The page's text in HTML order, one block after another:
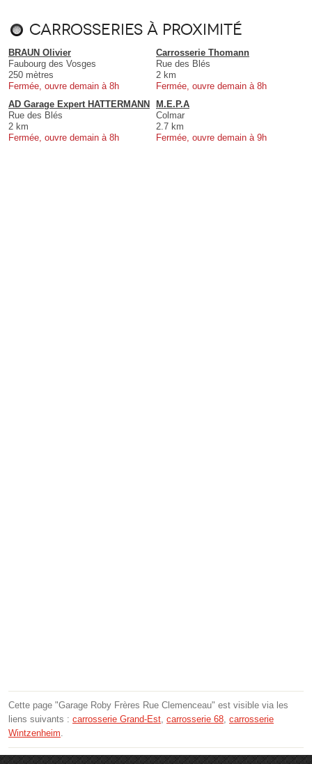
Carrosseries à proximité
BRAUN Olivier
Faubourg des Vosges
250 mètres
Fermée, ouvre demain à 8h
Carrosserie Thomann
Rue des Blés
2 km
Fermée, ouvre demain à 8h
AD Garage Expert HATTERMANN
Rue des Blés
2 km
Fermée, ouvre demain à 8h
M.E.P.A
Colmar
2.7 km
Fermée, ouvre demain à 9h
Cette page "Garage Roby Frères Rue Clemenceau" est visible via les
liens suivants : carrosserie Grand-Est carrosserie 68 carrosserie
Wintzenheim